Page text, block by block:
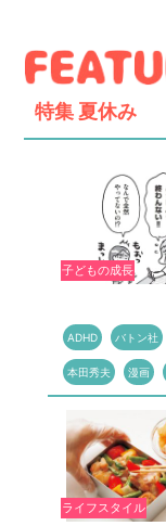
特集 夏休み
子どもの成長
ADHD バトン社
本田秀夫 漫画
ライフスタイル